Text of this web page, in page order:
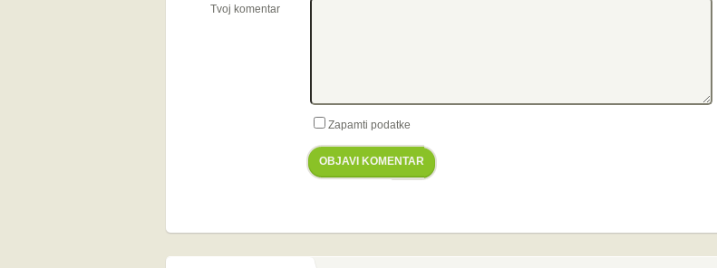
Tvoj komentar
Zapamti podatke
OBJAVI KOMENTAR